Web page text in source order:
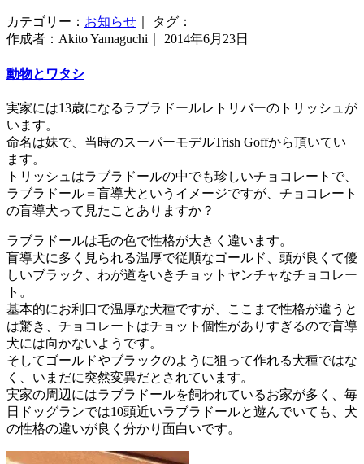
カテゴリー： お知らせ ｜ タグ：
作成者：Akito Yamaguchi｜ 2014年6月23日
動物とワタシ
実家には13歳になるラブラドールレトリバーのトリッシュが
います。
命名は妹で、当時のスーパーモデルTrish Goffから頂いてい
ます。
トリッシュはラブラドールの中でも珍しいチョコレートで、
ラブラドール＝盲導犬というイメージですが、チョコレート
の盲導犬って見たことありますか？
ラブラドールは毛の色で性格が大きく違います。
盲導犬に多く見られる温厚で従順なゴールド、頭が良くて優
しいブラック、わが道をいきチョットヤンチャなチョコレー
ト。
基本的にお利口で温厚な犬種ですが、ここまで性格が違うと
は驚き、チョコレートはチョット個性がありすぎるので盲導
犬には向かないようです。
そしてゴールドやブラックのように狙って作れる犬種ではな
く、いまだに突然変異だとされています。
実家の周辺にはラブラドールを飼われているお家が多く、毎
日ドッグランでは10頭近いラブラドールと遊んでいても、犬
の性格の違いが良く分かり面白いです。